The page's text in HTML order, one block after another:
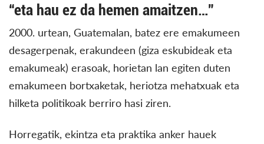
“eta hau ez da hemen amaitzen…”
2000. urtean, Guatemalan, batez ere emakumeen
desagerpenak, erakundeen (giza eskubideak eta
emakumeak) erasoak, horietan lan egiten duten
emakumeen bortxaketak, heriotza mehatxuak eta
hilketa politikoak berriro hasi ziren.
Horregatik, ekintza eta praktika anker hauek